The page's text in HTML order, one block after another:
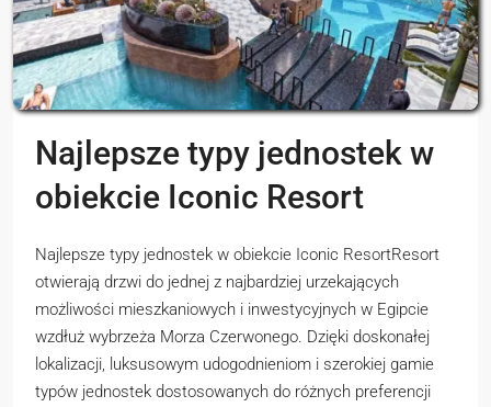
Najlepsze typy jednostek w
obiekcie Iconic Resort
Najlepsze typy jednostek w obiekcie Iconic ResortResort
otwierają drzwi do jednej z najbardziej urzekających
możliwości mieszkaniowych i inwestycyjnych w Egipcie
wzdłuż wybrzeża Morza Czerwonego. Dzięki doskonałej
lokalizacji, luksusowym udogodnieniom i szerokiej gamie
typów jednostek dostosowanych do różnych preferencji